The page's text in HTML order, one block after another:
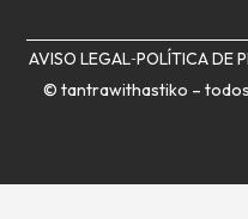
AVISO LEGAL POLÍTICA DE
© tantrawithastiko –